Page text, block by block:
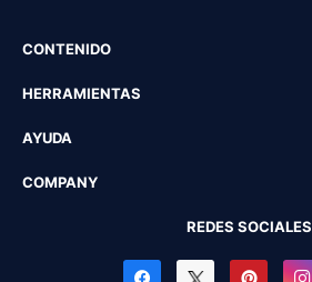
CONTENIDO
HERRAMIENTAS
AYUDA
COMPANY
REDES SOCIALES